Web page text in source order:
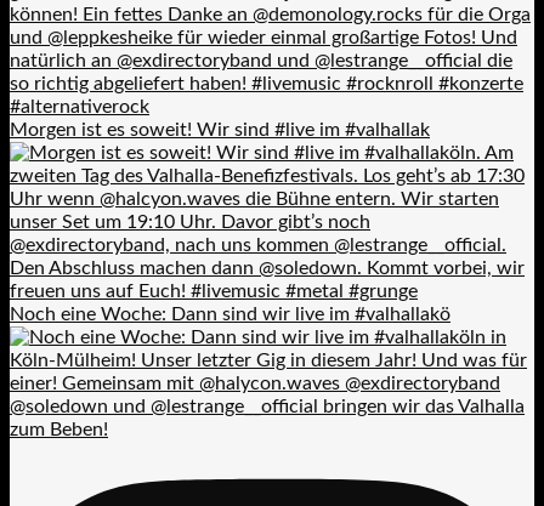
Morgen ist es soweit! Wir sind #live im #valhallak
Noch eine Woche: Dann sind wir live im #valhallakö